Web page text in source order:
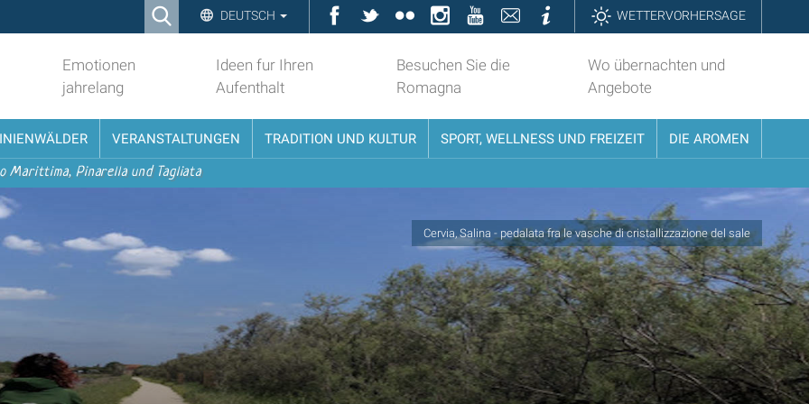
Ricerca DEUTSCH Facebook
TwitterFlickrInstagramYouTubeContattiInformazioniWETTERVORHERSAGE
Emotionen
jahrelang
Ideen fur Ihren
Aufenthalt
Besuchen Sie die
Romagna
Wo übernachten und
Angebote
VERANSTALTUNGEN TRADITION UND KULTUR SPORT, WELLNESS UND FREIZEIT DIE AROMEN
Marittima, Pinarella und Tagliata
Cervia, Salina - pedalata fra le vasche di cristallizzazione del sale